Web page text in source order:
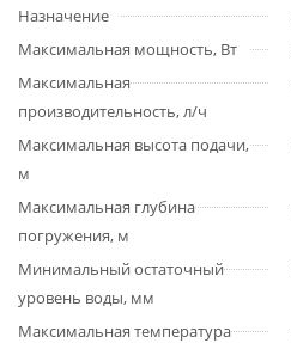
Назначение
Максимальная мощность, Вт
Максимальная
производительность, л/ч
Максимальная высота подачи,
м
Максимальная глубина
погружения, м
Минимальный остаточный
уровень воды, мм
Максимальная температура